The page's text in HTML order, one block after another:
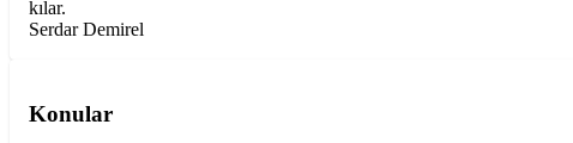
kılar.
Serdar Demirel
Konular